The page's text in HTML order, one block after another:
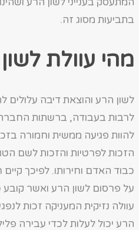
בתביעות מסוג זה.
מהי עוולת
לשון הרע והוצאת דיבה עלולים
לרבות בעבודה, ברשתות
להוות פגיעה ממשית וחמורה
הזכות לפרטיות והזכות לשם
כבוד האדם וחירותו. לפיכך
על פרסום לשון הרע ואשר
עוולה נזיקית המעניקה זכות
הרע יכול לעלות לכדי עבירה